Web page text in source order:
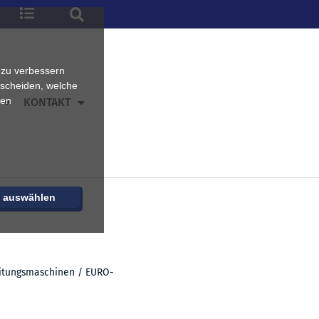
KONTAKT
/ EURO-
verbessern
welche
auswählen